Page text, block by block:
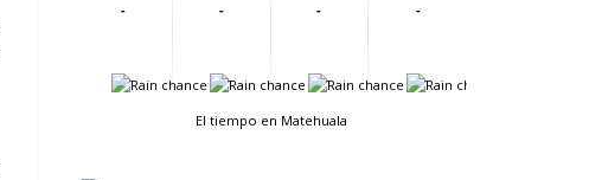
-
-
-
-
-
-
-
-
El tiempo en Matehuala